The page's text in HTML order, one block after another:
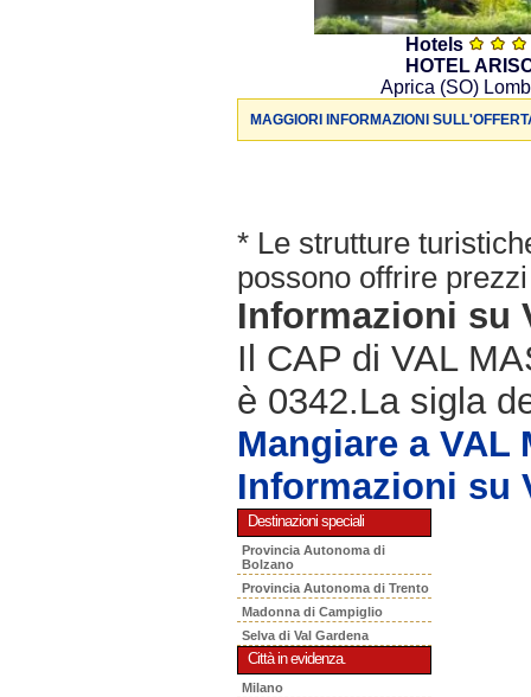
Hotels
HOTEL
Aprica (SO)
MAGGIORI INFORMAZIONI
* Le strutture
possono offrire
Informazioni su
Il CAP di VAL
è 0342.La sigla
Mangiare a VAL
Informazioni su
Destinazioni speciali
Provincia Autonoma di
Bolzano
Provincia Autonoma di Trento
Madonna di Campiglio
Selva di Val Gardena
Città in evidenza.
Milano